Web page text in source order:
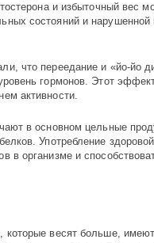
и избыточный вес
состояний и нарушенной
что переедание и «йо-йо
гормонов. Этот
активности.
в основном цельные
Употребление
в организме и
весят больше,